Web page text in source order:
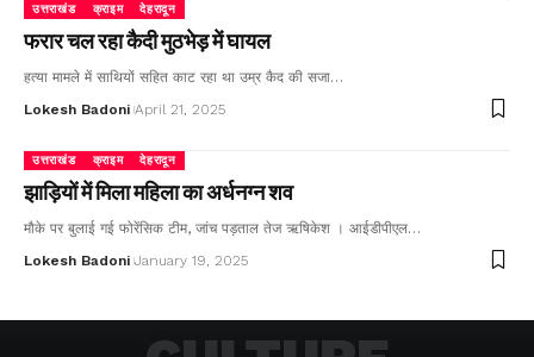
उत्तराखंड क्राइम देहरादून
फरार चल रहा कैदी मुठभेड़ में घायल
हत्या मामले में साथियों सहित काट रहा था उम्र कैद की सजा…
Lokesh Badoni April 21, 2025
उत्तराखंड क्राइम देहरादून
झाड़ियों में मिला महिला का अर्धनग्न शव
मौके पर बुलाई गई फोरेंसिक टीम, जांच पड़ताल तेज ऋषिकेश । आईडीपीएल…
Lokesh Badoni January 19, 2025